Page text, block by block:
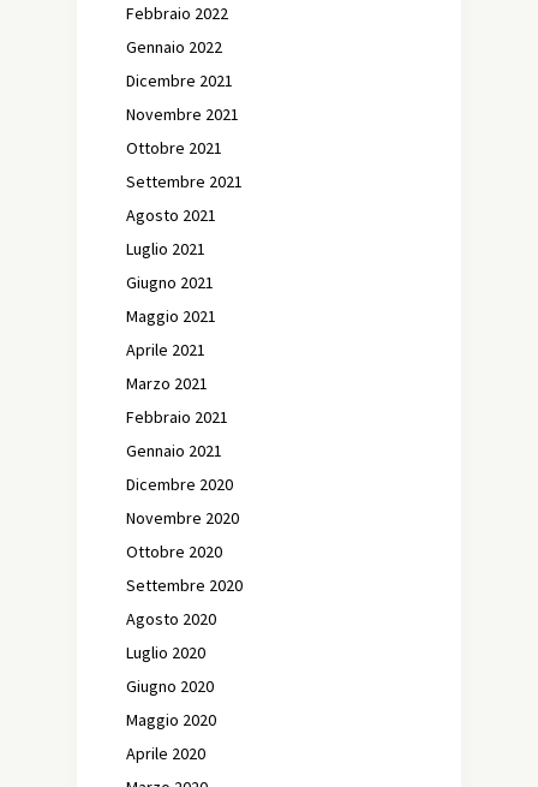
Febbraio 2022
Gennaio 2022
Dicembre 2021
Novembre 2021
Ottobre 2021
Settembre 2021
Agosto 2021
Luglio 2021
Giugno 2021
Maggio 2021
Aprile 2021
Marzo 2021
Febbraio 2021
Gennaio 2021
Dicembre 2020
Novembre 2020
Ottobre 2020
Settembre 2020
Agosto 2020
Luglio 2020
Giugno 2020
Maggio 2020
Aprile 2020